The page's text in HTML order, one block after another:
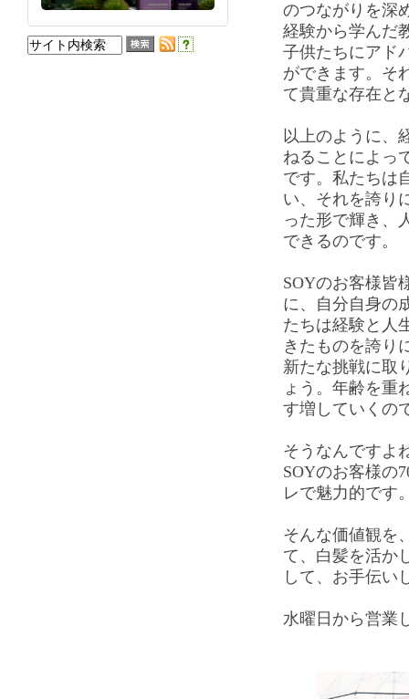
のつながりを深
経験から学んだ
子供たちにアド
ができます。そ
て貴重な存在と
以上のように、
ねることによっ
です。私たちは
い、それを誇り
った形で輝き、
できるのです。
SOYのお客様皆
に、自分自身の
たちは経験と人
きたものを誇り
新たな挑戦に取
ょう。年齢を重
す増していくの
そうなんですよ
SOYのお客様の
レで魅力的です
そんな価値観を
て、白髪を活か
して、お手伝
水曜日から営業